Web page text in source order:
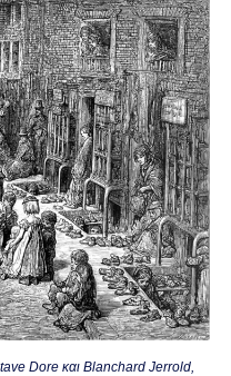
Dore και Blanchard Jerrold,